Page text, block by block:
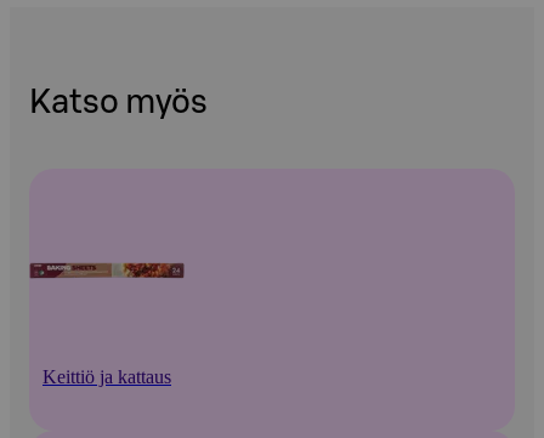
Katso myös
Keittiö ja kattaus